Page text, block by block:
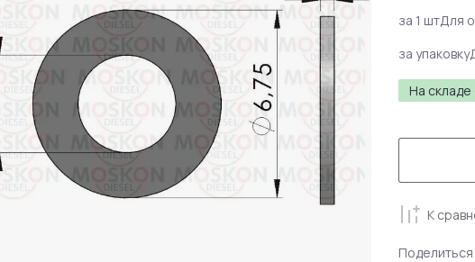
На
за 1 штДля
за упаковку
К
Поделиться